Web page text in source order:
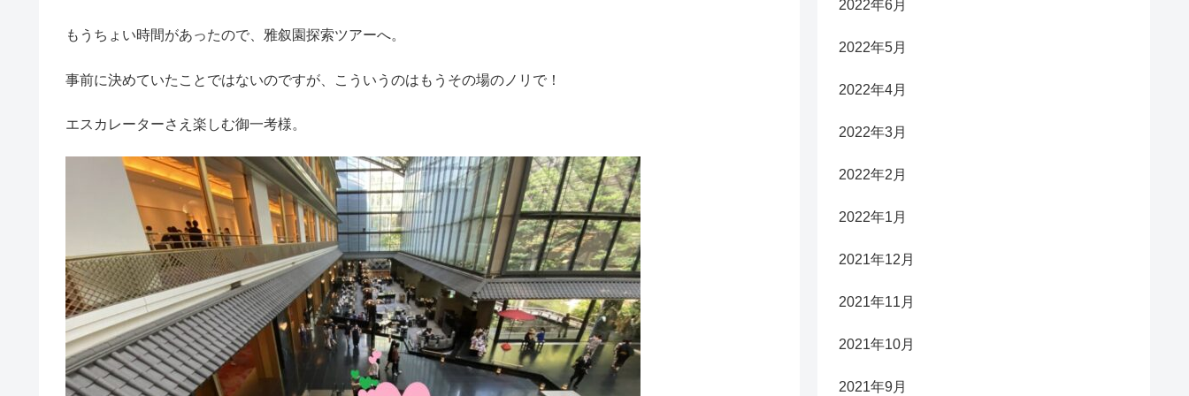
もうちょい時間があったので、雅叙園探索ツアーへ。
事前に決めていたことではないのですが、こういうのはもうその場のノリで！
エスカレーターさえ楽しむ御一考様。
2022年6月
2022年5月
2022年4月
2022年3月
2022年2月
2022年1月
2021年12月
2021年11月
2021年10月
2021年9月